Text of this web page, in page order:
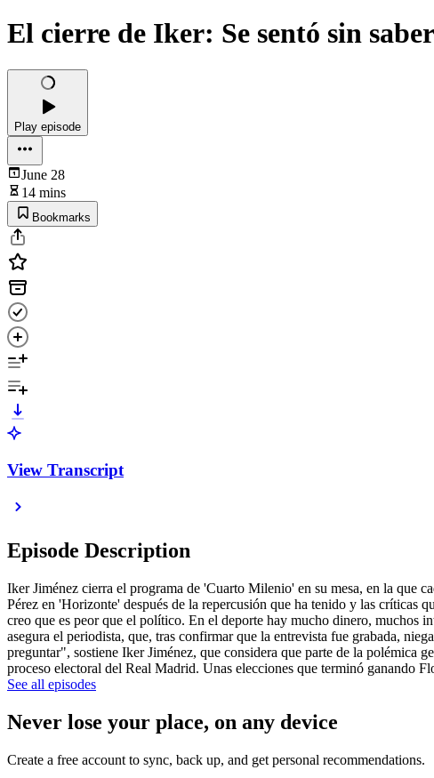
El cierre de Iker: Se sentó sin
Play episode
June 28
14 mins
Bookmarks
View Transcript
Episode Description
Iker Jiménez cierra el programa de 'Cuarto Milenio' en su mesa, en la que
Pérez en 'Horizonte' después de la repercusión que ha tenido y las
creo que es peor que el político. En el deporte hay mucho dinero, muchos
asegura el periodista, que, tras confirmar que la entrevista fue grabada,
preguntar", sostiene Iker Jiménez, que considera que parte de la polémica
proceso electoral del Real Madrid. Unas elecciones que terminó ganando
See all episodes
Never lose your place, on any device
Create a free account to sync, back up, and get personal recommendations.